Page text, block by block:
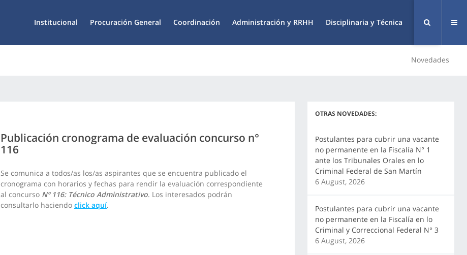
Institucional Procuración General Coordinación Administración y RRHH Disciplinaria y Técnica
Novedades
Publicación cronograma de evaluación concurso n°
116
Se comunica a todos/as los/as aspirantes que se encuentra publicado el
cronograma con horarios y fechas para rendir la evaluación correspondiente
al concurso Nº 116: Técnico Administrativo. Los interesados podrán
consultarlo haciendo click aquí.
OTRAS NOVEDADES:
Postulantes para cubrir una vacante
no permanente en la Fiscalía N° 1
ante los Tribunales Orales en lo
Criminal Federal de San Martín
6 August, 2026
Postulantes para cubrir una vacante
no permanente en la Fiscalía en lo
Criminal y Correccional Federal N° 3
6 August, 2026